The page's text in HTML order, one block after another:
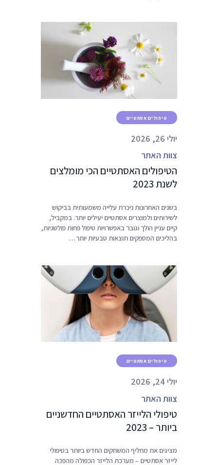
טיפולים אסתטיים
יולי 26, 2026
צוות האתר
הטיפולים האסתטיים הכי מומלצים
לשנת 2023
בשנים האחרונות ניכרת עלייה משמעותית בביקוש
לשירותים ולמוצרים אסתטיים יעילים יותר. במקביל,
קיים עניין הולך וגובר באפשרויות טיפול פחות פולשניות,
בהליכים המספקים תוצאות טבעיות יותר…
טיפולים אסתטיים
יולי 24, 2026
צוות האתר
טיפולי הלייזר האסתטיים החדשניים
ביותר – 2023
מציגים את מחליף המשחקים החדש ביותר בטיפולי
לייזר אסתטיים – מערכת הלייזר הכפולה מהפכה